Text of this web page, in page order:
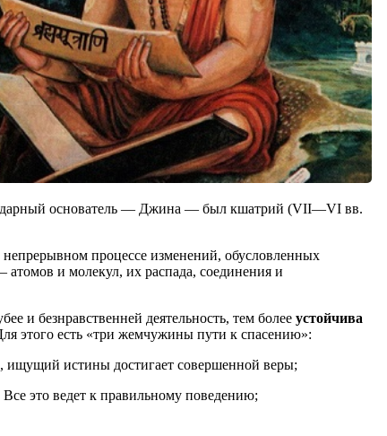
основатель — Джина — был кшатрий (VII—VI вв.
процессе изменений, обусловленных
и молекул, их распада, соединения и
и безнравственней деятельность, тем болееустойчива
этого есть «три жемчужины пути к спасению»:
ищущий истины достигает совершенной веры;
это ведет к правильному поведению;